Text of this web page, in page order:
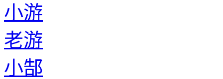
小游
老游
小郜